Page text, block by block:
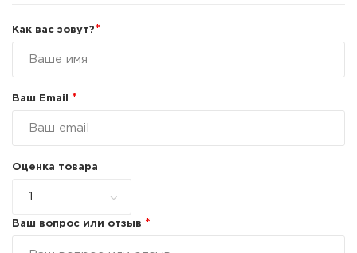
Как вас зовут?*
Ваш Email *
Оценка товара
Ваш вопрос или отзыв *